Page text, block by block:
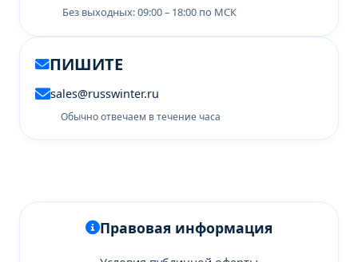
Без выходных: 09:00 – 18:00 по МСК
ПИШИТЕ
sales@russwinter.ru
Обычно отвечаем в течение часа
Правовая информация